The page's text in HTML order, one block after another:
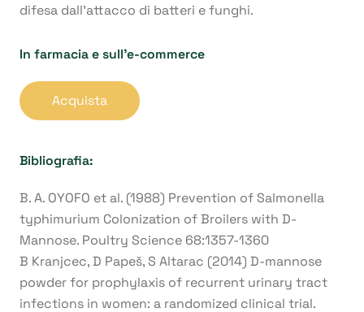
difesa dall’attacco di batteri e funghi.
In farmacia e sull’e-commerce
Acquista
Bibliografia:
B. A. OYOFO et al. (1988) Prevention of Salmonella
typhimurium Colonization of Broilers with D-
Mannose. Poultry Science 68:1357-1360
B Kranjcec, D Papeš, S Altarac (2014) D-mannose
powder for prophylaxis of recurrent urinary tract
infections in women: a randomized clinical trial.